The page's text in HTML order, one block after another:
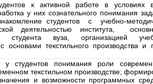
к активной работе в условиях
у них сознательного понимания
студентов с учебно-
деятельностью института,
студента вуза, организацией
основами текстильного производства и
у студентов понимания роли
текстильном производстве;
и возможности программных